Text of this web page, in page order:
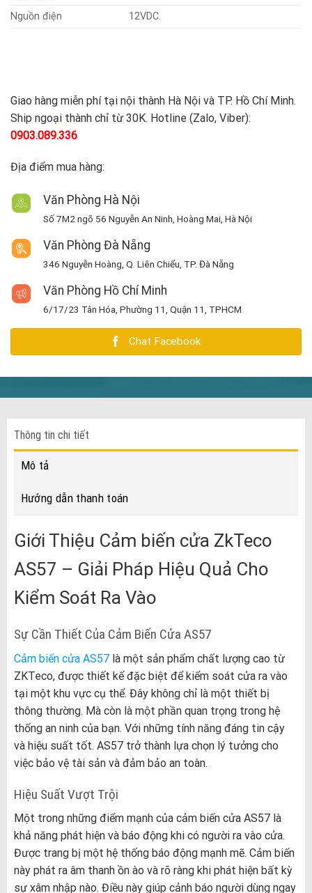
Nguồn điện 12VDC.
Giao hàng miễn phí tại nội thành Hà Nội và TP. Hồ Chí Minh.
Ship ngoại thành chỉ từ 30K. Hotline (Zalo, Viber):
0903.089.336
Địa điểm mua hàng:
Văn Phòng Hà Nội
Số 7M2 ngõ 56 Nguyễn An Ninh, Hoàng Mai, Hà Nội
Văn Phòng Đà Nẵng
346 Nguyễn Hoàng, Q. Liên Chiểu, TP. Đà Nẵng
Văn Phòng Hồ Chí Minh
6/17/23 Tân Hóa, Phường 11, Quận 11, TPHCM
Chat Facebook
Thông tin chi tiết
Mô tả
Hướng dẫn thanh toán
Giới Thiệu Cảm biến cửa ZkTeco
AS57 – Giải Pháp Hiệu Quả Cho
Kiểm Soát Ra Vào
Sự Cần Thiết Của Cảm Biến Cửa AS57
Cảm biến cửa AS57là một sản phẩm chất lượng cao từ
ZKTeco, được thiết kế đặc biệt để kiểm soát cửa ra vào
tại một khu vực cụ thể. Đây không chỉ là một thiết bị
thông thường. Mà còn là một phần quan trọng trong hệ
thống an ninh của bạn. Với những tính năng đáng tin cậy
và hiệu suất tốt. AS57 trở thành lựa chọn lý tưởng cho
việc bảo vệ tài sản và đảm bảo an toàn.
Hiệu Suất Vượt Trội
Một trong những điểm mạnh của cảm biến cửa AS57 là
khả năng phát hiện và báo động khi có người ra vào cửa.
Được trang bị một hệ thống báo động mạnh mẽ. Cảm biến
này phát ra âm thanh ồn ào và rõ ràng khi phát hiện bất kỳ
sự xâm nhập nào. Điều này giúp cảnh báo người dùng ngay